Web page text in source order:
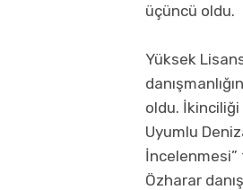
üçüncü oldu.
Yüksek
oldu. İkinciliği
Uyumlu
İncelenmesi”
Özharar